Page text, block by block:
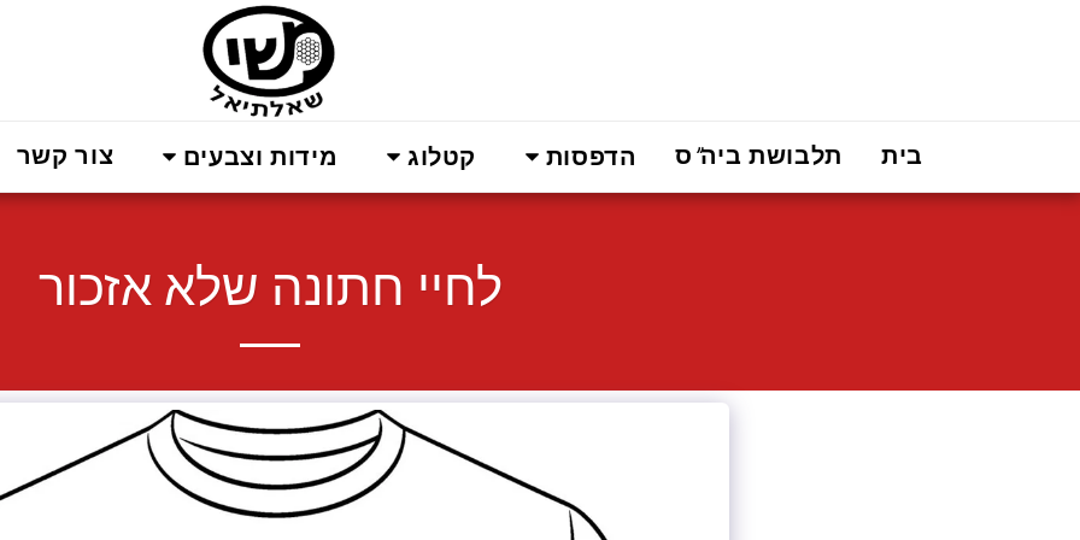
בית תלבושת ביה"ס הדפסות קטלוג מידות וצבעים צור קשר
לחיי חתונה שלא אזכור